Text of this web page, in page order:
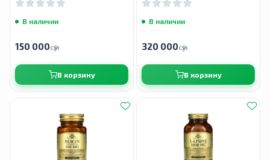
В наличии
150 000сӯм
В корзину
В наличии
320 000сӯм
В корзину